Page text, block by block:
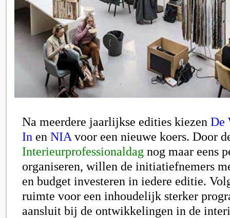
Na meerdere jaarlijkse edities kiezen De
In en NIA voor een nieuwe koers. Door
Interieurprofessionaldag nog maar eens
organiseren, willen de initiatiefnemers
en budget investeren in iedere editie.
ruimte voor een inhoudelijk sterker
aansluit bij de ontwikkelingen in de